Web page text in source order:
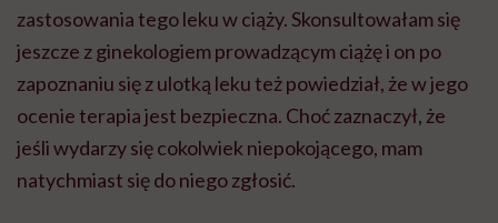
zastosowania tego leku w ciąży. Skonsultowałam się
jeszcze z ginekologiem prowadzącym ciążę i on po
zapoznaniu się z ulotką leku też powiedział, że w jego
ocenie terapia jest bezpieczna. Choć zaznaczył, że
jeśli wydarzy się cokolwiek niepokojącego, mam
natychmiast się do niego zgłosić.